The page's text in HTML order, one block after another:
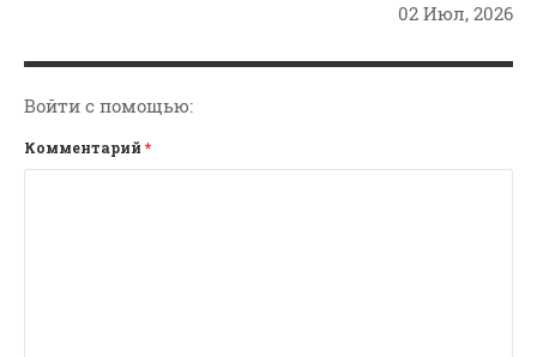
Пришествие ИХ"
Семинары Для Лидеров/
Служителей
02 Июл, 2026
Войти с помощью:
Комментарий *